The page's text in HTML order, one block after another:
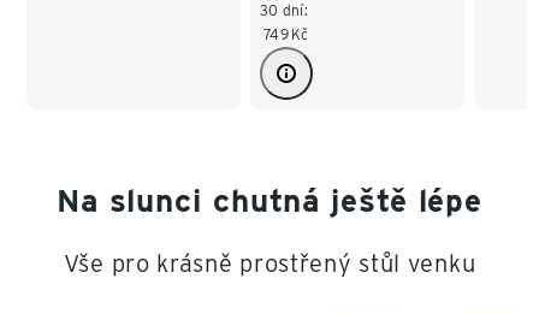
30 dní:
749 Kč
Na slunci chutná ještě lépe
Vše pro krásně prostřený stůl venku